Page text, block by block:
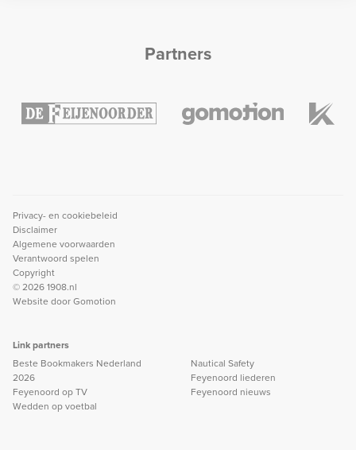
Partners
Privacy- en cookiebeleid
Disclaimer
Algemene voorwaarden
Verantwoord spelen
Copyright
© 2026 1908.nl
Website doorGomotion
Link partners
Beste Bookmakers Nederland
2026
Feyenoord op TV
Wedden op voetbal
Nautical Safety
Feyenoord liederen
Feyenoord nieuws